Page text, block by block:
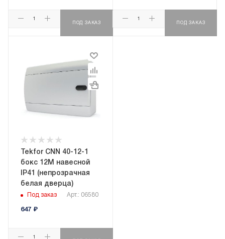
ПОД ЗАКАЗ ПОД ЗАКАЗ
Tekfor CNN 40-12-1
бокс 12М навесной
IP41 (непрозрачная
белая дверца)
Под заказ Арт.: 06580
647 ₽